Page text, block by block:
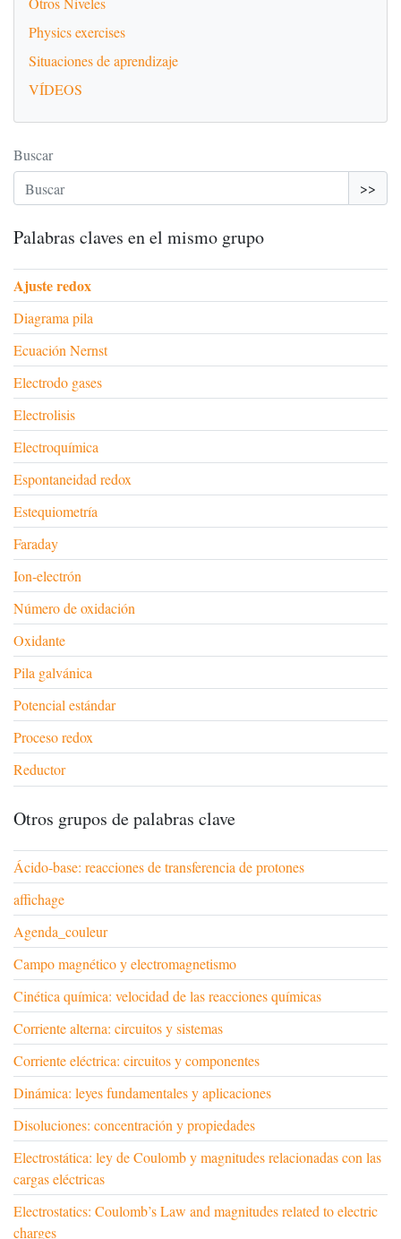
Physics exercises
Situaciones de aprendizaje
VÍDEOS
Buscar
>>
Palabras claves en el mismo grupo
Ajuste redox
Diagrama pila
Ecuación Nernst
Electrodo gases
Electrolisis
Electroquímica
Espontaneidad redox
Estequiometría
Faraday
Ion-electrón
Número de oxidación
Oxidante
Pila galvánica
Potencial estándar
Proceso redox
Reductor
Otros grupos de palabras clave
Ácido-base: reacciones de transferencia de protones
affichage
Agenda_couleur
Campo magnético y electromagnetismo
Cinética química: velocidad de las reacciones químicas
Corriente alterna: circuitos y sistemas
Corriente eléctrica: circuitos y componentes
Dinámica: leyes fundamentales y aplicaciones
Disoluciones: concentración y propiedades
Electrostática: ley de Coulomb y magnitudes relacionadas con las
cargas eléctricas
Electrostatics: Coulomb’s Law and magnitudes related to electric
charges